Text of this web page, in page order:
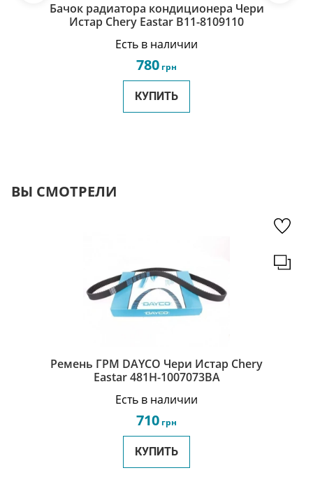
Бачок радиатора кондиционера Чери
Истар Chery Eastar B11-8109110
Есть в наличии
780 грн
КУПИТЬ
ВЫ СМОТРЕЛИ
Ремень ГРМ DAYCO Чери Истар Chery
Eastar 481H-1007073BA
Есть в наличии
710 грн
КУПИТЬ